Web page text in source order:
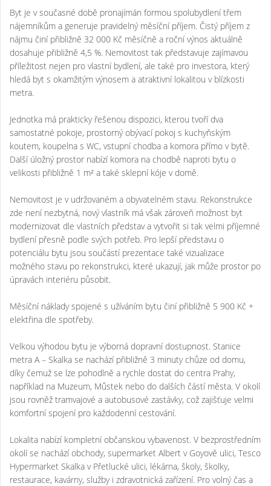
Byt je v současné době pronajímán formou spolubydlení třem
nájemníkům a generuje pravidelný měsíční příjem. Čistý příjem z
nájmu činí přibližně 32 000 Kč měsíčně a roční výnos aktuálně
dosahuje přibližně 4,5 %. Nemovitost tak představuje zajímavou
příležitost nejen pro vlastní bydlení, ale také pro investora, který
hledá byt s okamžitým výnosem a atraktivní lokalitou v blízkosti
metra.
Jednotka má prakticky řešenou dispozici, kterou tvoří dva
samostatné pokoje, prostorný obývací pokoj s kuchyňským
koutem, koupelna s WC, vstupní chodba a komora přímo v bytě.
Další úložný prostor nabízí komora na chodbě naproti bytu o
velikosti přibližně 1 m² a také sklepní kóje v domě.
Nemovitost je v udržovaném a obyvatelném stavu. Rekonstrukce
zde není nezbytná, nový vlastník má však zároveň možnost byt
modernizovat dle vlastních představ a vytvořit si tak velmi příjemné
bydlení přesně podle svých potřeb. Pro lepší představu o
potenciálu bytu jsou součástí prezentace také vizualizace
možného stavu po rekonstrukci, které ukazují, jak může prostor po
úpravách interiéru působit.
Měsíční náklady spojené s užíváním bytu činí přibližně 5 900 Kč +
elektřina dle spotřeby.
Velkou výhodou bytu je výborná dopravní dostupnost. Stanice
metra A – Skalka se nachází přibližně 3 minuty chůze od domu,
díky čemuž se lze pohodlně a rychle dostat do centra Prahy,
například na Muzeum, Můstek nebo do dalších částí města. V okolí
jsou rovněž tramvajové a autobusové zastávky, což zajišťuje velmi
komfortní spojení pro každodenní cestování.
Lokalita nabízí kompletní občanskou vybavenost. V bezprostředním
okolí se nachází obchody, supermarket Albert v Goyově ulici, Tesco
Hypermarket Skalka v Přetlucké ulici, lékárna, školy, školky,
restaurace, kavárny, služby i zdravotnická zařízení. Pro volný čas a